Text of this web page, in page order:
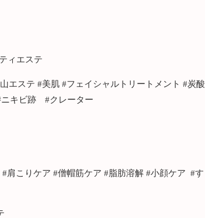
ィエステ
エステ #美肌 #フェイシャルトリートメント #炭酸
キビ跡 #クレーター
肩こりケア #僧帽筋ケア #脂肪溶解 #小顔ケア #す